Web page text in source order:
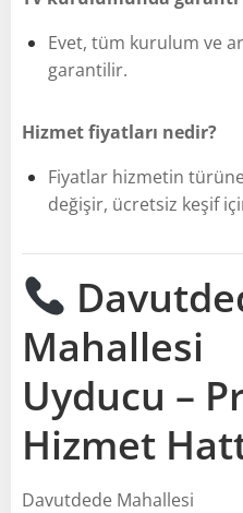
Evet, tüm kurulum ve
garantilir.
Hizmet fiyatları nedir?
Fiyatlar hizmetin
değişir, ücretsiz keşif
Mahallesi
Uyducu –
Hizmet
Davutdede Mahallesi